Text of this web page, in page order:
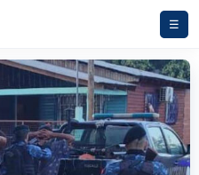
☰